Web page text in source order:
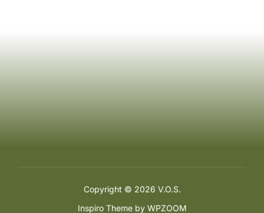
Copyright © 2026 V.O.S.
Inspiro Themeby WPZOOM